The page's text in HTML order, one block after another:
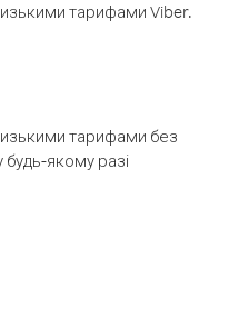
тарифами Viber.
тарифами без
якому разі